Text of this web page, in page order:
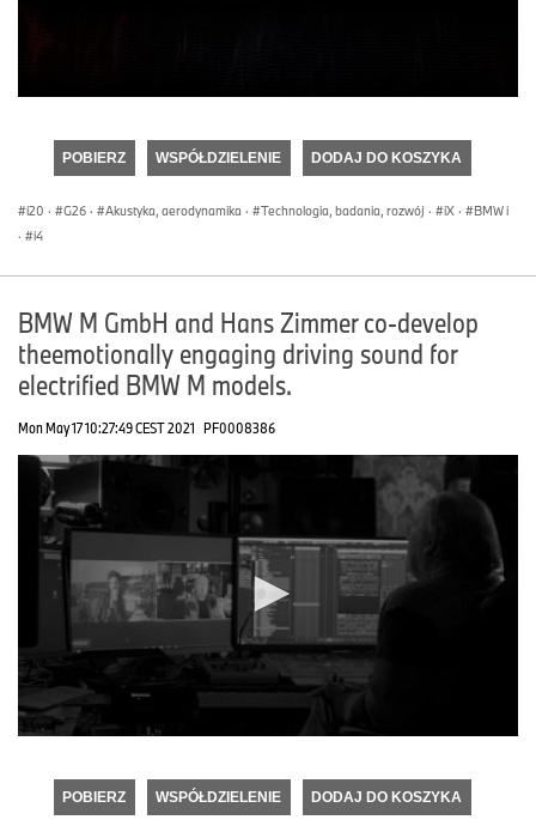
seconds
POBIERZ WSPÓŁDZIELENIE DODAJ DO KOSZYKA
i20 · G26 · Akustyka, aerodynamika · Technologia, badania, rozwój · iX ·
BMW i
·
i4
BMW M GmbH and Hans Zimmer co-develop
theemotionally engaging driving sound for
electrified BMW M models.
Mon May 17 10:27:49 CEST 2021 PF0008386
seconds
POBIERZ WSPÓŁDZIELENIE DODAJ DO KOSZYKA